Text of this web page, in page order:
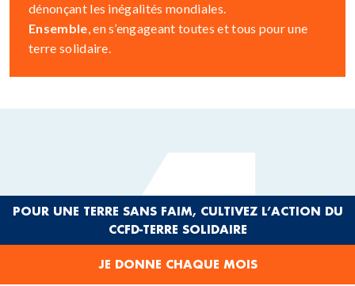
dénonçant les inégalités mondiales.
Ensemble, en s’engageant toutes et tous pour une
terre solidaire.
CONSTRUIRE UN
POUR UNE TERRE SANS FAIM, CULTIVEZ L’ACTION DU
CCFD-TERRE SOLIDAIRE
JE DONNE CHAQUE MOIS